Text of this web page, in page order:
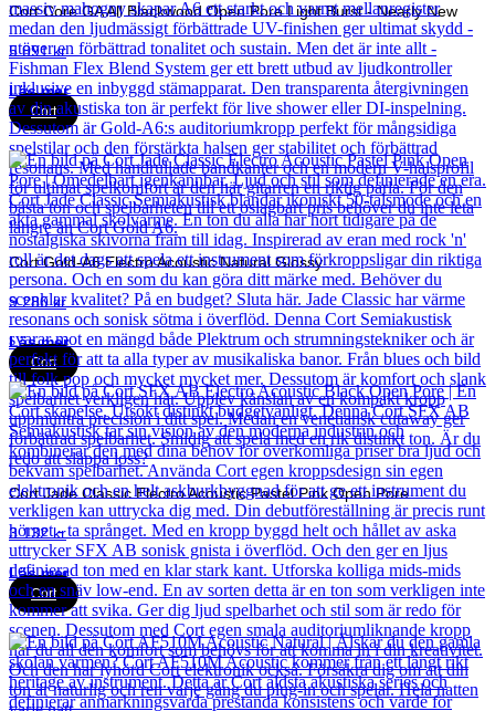
Cort Core GA All Blackwood Open Pore Light Burst - Nearly New
5 891kr
Läs mer
Cort
Cort Gold-A6 Electro Acoustic Natural Glossy
9 280kr
Läs mer
Cort
Cort Jade Classic Electro Acoustic Pastel Pink Open Pore
3 132kr
Läs mer
Cort